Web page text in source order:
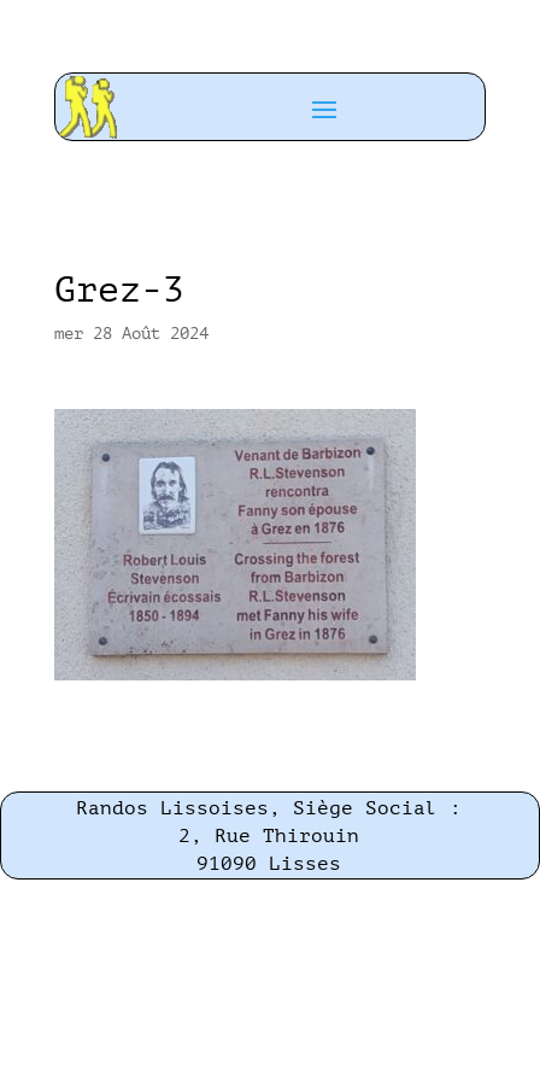
Grez-3
mer 28 Août 2024
Randos Lissoises, Siège Social :
2, Rue Thirouin
91090 Lisses